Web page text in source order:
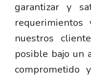
garantizar y
nuestros
posible bajo un
comprometido